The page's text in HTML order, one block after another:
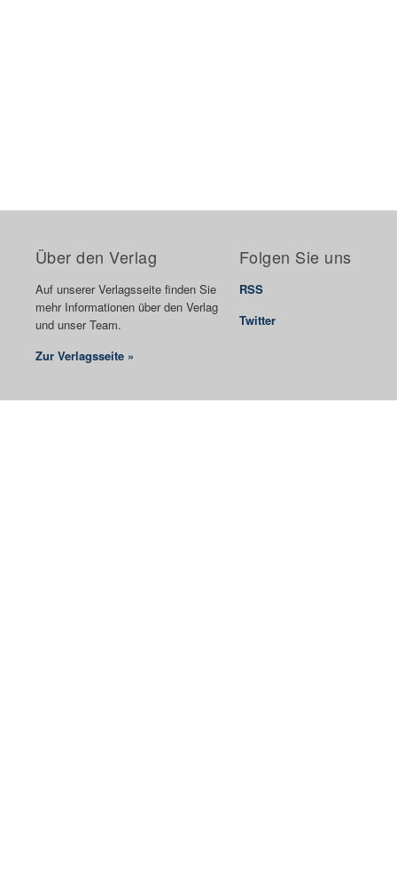
Über den Verlag
Auf unserer Verlagsseite finden Sie
mehr Informationen über den Verlag
und unser Team.
Zur Verlagsseite »
Folgen Sie uns
RSS
Twitter